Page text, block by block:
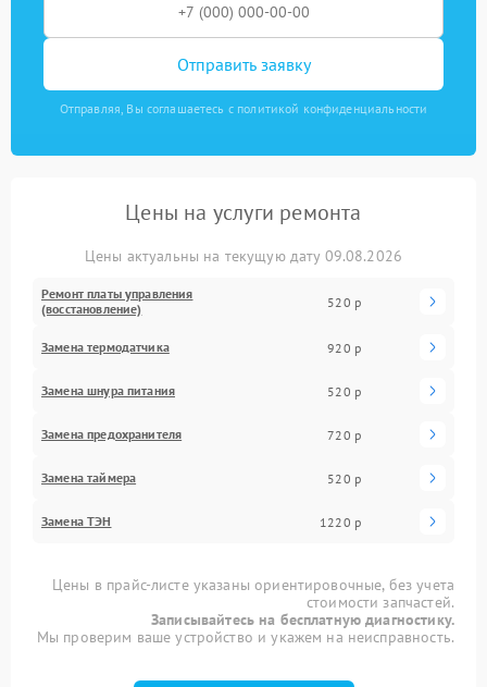
Отправить заявку
Отправляя, Вы соглашаетесь с политикой конфиденциальности
Цены на услуги ремонта
Цены актуальны на текущую дату 09.08.2026
Ремонт платы управления
(восстановление)
520 р
Замена термодатчика 920 р
Замена шнура питания 520 р
Замена предохранителя 720 р
Замена таймера 520 р
Замена ТЭН 1220 р
Цены в прайс-листе указаны ориентировочные, без учета
стоимости запчастей.
Записывайтесь на бесплатную диагностику.
Мы проверим ваше устройство и укажем на неисправность.